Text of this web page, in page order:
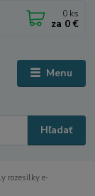
Menu
Hľadať
0 ks
za 0 €
rozesílky e-